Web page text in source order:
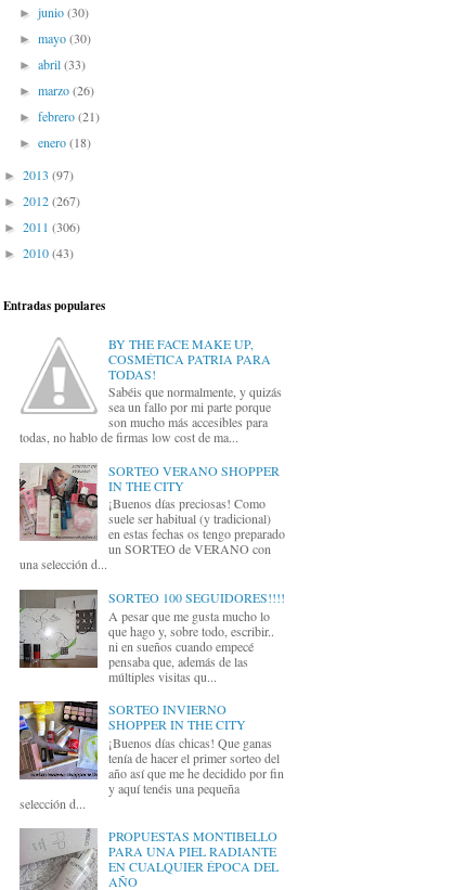
►junio(30)
►mayo(30)
►abril(33)
►marzo(26)
►febrero(21)
►enero(18)
► 2013 (97)
► 2012(267)
► 2011 (306)
► 2010(43)
Entradas populares
BY THE FACE MAKE UP,
COSMÉTICA PATRIA PARA
TODAS!
Sabéis que normalmente, y quizás
sea un fallo por mi parte porque
son mucho más accesibles para
todas, no hablo de firmas low cost de ma...
SORTEO VERANO SHOPPER
IN THE CITY
¡Buenos días preciosas! Como
suele ser habitual (y tradicional)
en estas fechas os tengo preparado
un SORTEO de VERANO con
una selección d...
SORTEO 100 SEGUIDORES!!!!
A pesar que me gusta mucho lo
que hago y, sobre todo, escribir..
ni en sueños cuando empecé
pensaba que, además de las
múltiples visitas qu...
SORTEO INVIERNO
SHOPPER IN THE CITY
¡Buenos días chicas! Que ganas
tenía de hacer el primer sorteo del
año así que me he decidido por fin
y aquí tenéis una pequeña
selección d...
PROPUESTAS MONTIBELLO
PARA UNA PIEL RADIANTE
EN CUALQUIER ÉPOCA DEL
AÑO